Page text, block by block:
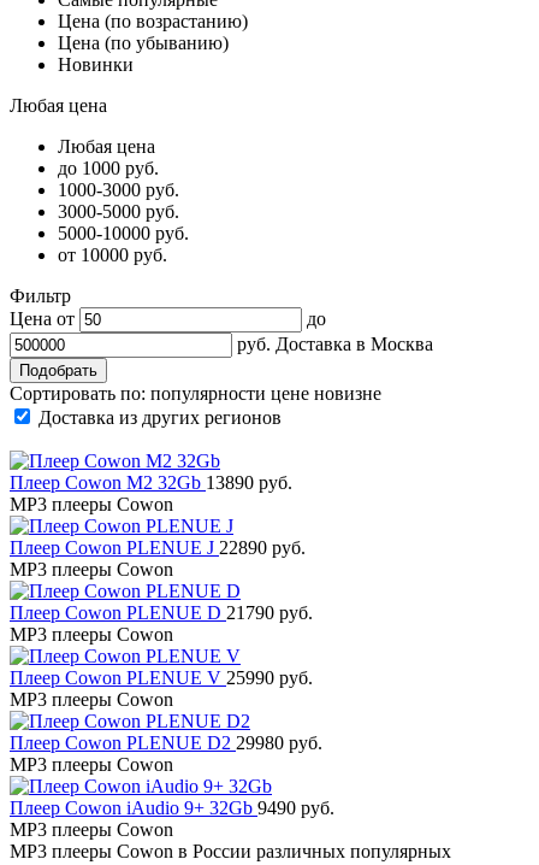
Цена (по возрастанию)
Цена (по убыванию)
Новинки
Любая цена
Любая цена
до 1000 руб.
1000-3000 руб.
3000-5000 руб.
5000-10000 руб.
от 10000 руб.
Фильтр
Цена от
до
руб. Доставка в Москва
Сортировать по: популярности цене новизне
Доставка из других регионов
Плеер Cowon M2 32Gb 13890 руб.
MP3 плееры Cowon
Плеер Cowon PLENUE J 22890 руб.
MP3 плееры Cowon
Плеер Cowon PLENUE D 21790 руб.
MP3 плееры Cowon
Плеер Cowon PLENUE V 25990 руб.
MP3 плееры Cowon
Плеер Cowon PLENUE D2 29980 руб.
MP3 плееры Cowon
Плеер Cowon iAudio 9+ 32Gb 9490 руб.
MP3 плееры Cowon
MP3 плееры Cowon в России различных популярных